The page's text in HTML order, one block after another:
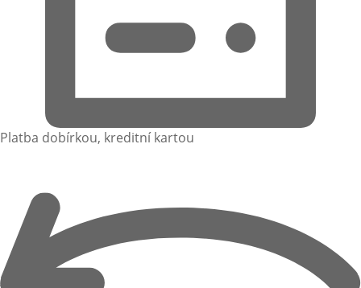
Platba dobírkou, kreditní kartou